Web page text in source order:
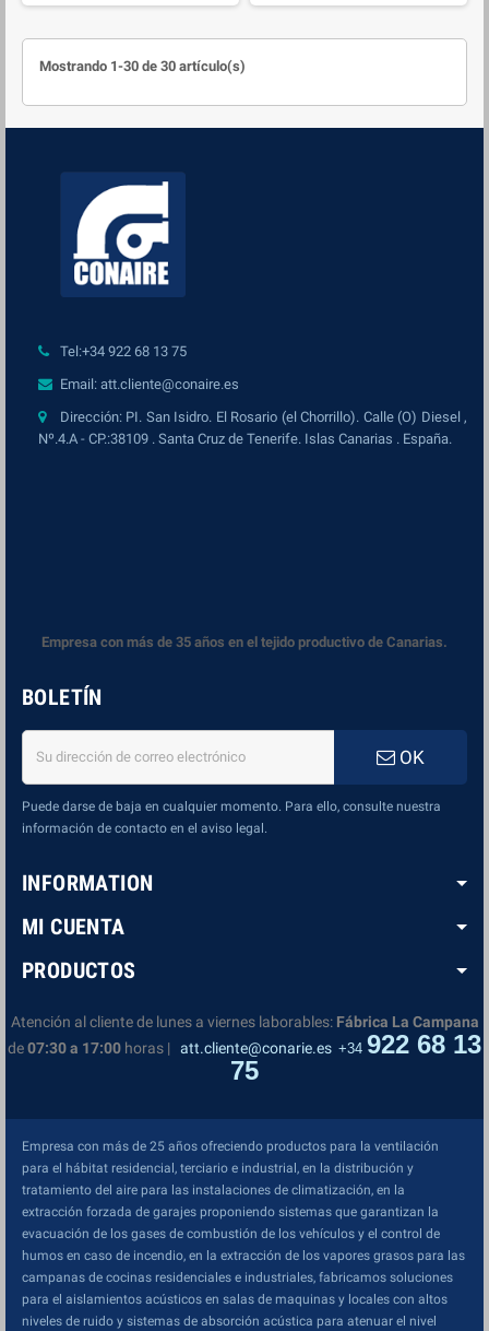
Mostrando 1-30 de 30 artículo(s)
Tel:+34 922 68 13 75
Email: att.cliente@conaire.es
Dirección: PI. San Isidro. El Rosario (el Chorrillo). Calle (O) Diesel ,
Nº.4.A - CP.:38109 . Santa Cruz de Tenerife. Islas Canarias . España.
Empresa con más de 35 años en el tejido productivo de Canarias.
BOLETÍN
OK
Puede darse de baja en cualquier momento. Para ello, consulte nuestra
información de contacto en el aviso legal.
INFORMATION
MI CUENTA
PRODUCTOS
Atención al cliente de lunes a viernes laborables: Fábrica La Campana
de07:30 a 17:00 horas | att.cliente@conarie.es +34 922 68 13
75
Empresa con más de 25 años ofreciendo productos para la ventilación
para el hábitat residencial, terciario e industrial, en la distribución y
tratamiento del aire para las instalaciones de climatización, en la
extracción forzada de garajes proponiendo sistemas que garantizan la
evacuación de los gases de combustión de los vehículos y el control de
humos en caso de incendio, en la extracción de los vapores grasos para las
campanas de cocinas residenciales e industriales, fabricamos soluciones
para el aislamientos acústicos en salas de maquinas y locales con altos
niveles de ruido y sistemas de absorción acústica para atenuar el nivel